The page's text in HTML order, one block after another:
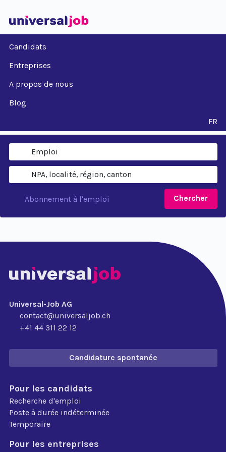
Candidats
Entreprises
A propos de nous
Blog
FR
Chercher
Abonnement à l'emploi
Universal-Job AG
contact@universaljob.ch
+41 44 311 22 12
Candidature spontanée
Pour les candidats
Recherche d'emploi
Poste à durée indéterminée
Temporaire
Pour les entreprises